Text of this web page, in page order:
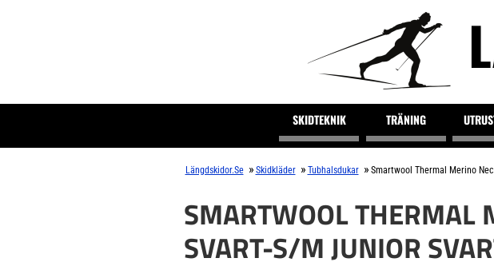
SKIDTEKNIK TRÄNING
Längdskidor.se » Skidkläder » Tubhalsdukar » Smartwool Thermal Merino
SMARTWOOL THERMAL
SVART-S/M JUNIOR